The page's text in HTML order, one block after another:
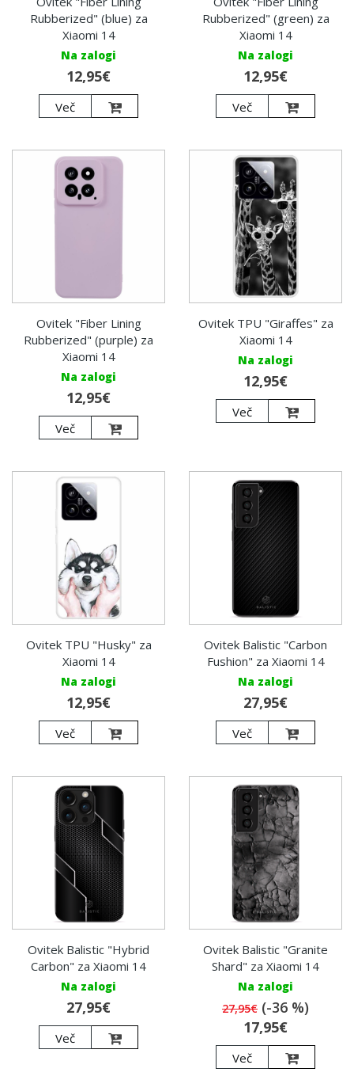
Rubberized" (blue) za
Xiaomi 14
Na zalogi
12,95€
Več
Rubberized" (green) za
Xiaomi 14
Na zalogi
12,95€
Več
Ovitek "Fiber Lining
Rubberized" (purple) za
Xiaomi 14
Na zalogi
12,95€
Več
Ovitek TPU "Giraffes" za
Xiaomi 14
Na zalogi
12,95€
Več
Ovitek TPU "Husky" za
Xiaomi 14
Na zalogi
12,95€
Več
Ovitek Balistic "Carbon
Fushion" za Xiaomi 14
Na zalogi
27,95€
Več
Ovitek Balistic "Hybrid
Carbon" za Xiaomi 14
Na zalogi
27,95€
Več
Ovitek Balistic "Granite
Shard" za Xiaomi 14
Na zalogi
27,95€ (-36 %)
17,95€
Več